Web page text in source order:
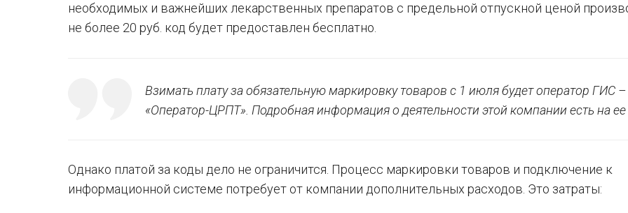
необходимых и важнейших лекарственных препаратов с предельной отпускной ценой
не более 20 руб. код будет предоставлен бесплатно.
Взимать плату за обязательную маркировку товаров с 1 июля будет оператор ГИС
«Оператор-ЦРПТ». Подробная информация о деятельности этой компании есть на ее
Однако платой за коды дело не ограничится. Процесс маркировки товаров и подключение к
информационной системе потребует от компании дополнительных расходов. Это затраты: